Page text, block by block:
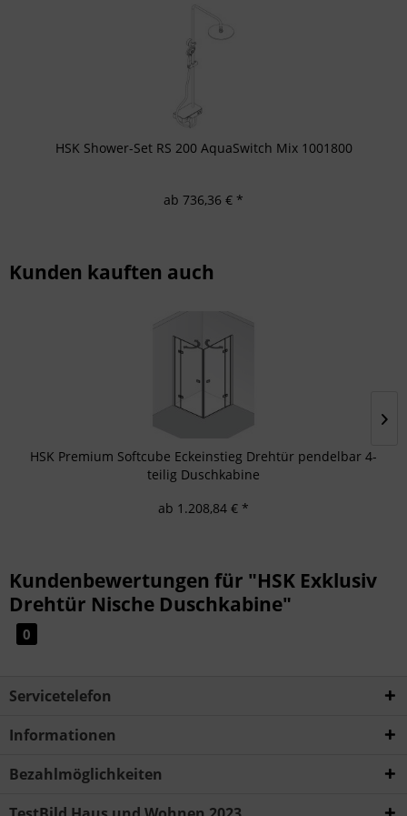
HSK Shower-Set RS 200 AquaSwitch Mix 1001800
ab 736,36 € *
Kunden kauften auch
HSK Premium Softcube Eckeinstieg Drehtür pendelbar 4-
teilig Duschkabine
ab 1.208,84 € *
Kundenbewertungen für "HSK Exklusiv
Drehtür Nische Duschkabine"
0
Servicetelefon
Informationen
Bezahlmöglichkeiten